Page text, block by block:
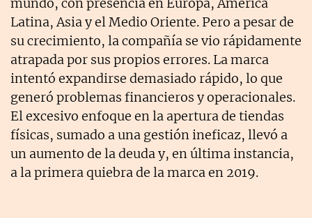
Latina, Asia y el Medio Oriente. Pero a pesar de
su crecimiento, la compañía se vio rápidamente
atrapada por sus propios errores. La marca
intentó expandirse demasiado rápido, lo que
generó problemas financieros y operacionales.
El excesivo enfoque en la apertura de tiendas
físicas, sumado a una gestión ineficaz, llevó a
un aumento de la deuda y, en última instancia,
a la primera quiebra de la marca en 2019.